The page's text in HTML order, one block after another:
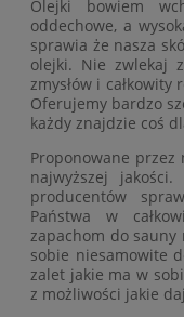
Olejki bowiem
oddechowe, a
sprawia że nasza
olejki. Nie zwlekaj
zmysłów i
Oferujemy bardzo
każdy znajdzie coś
Proponowane
najwyższej
producentów
Państwa w
zapachom do sauny
sobie niesamowite
zalet jakie ma w
z możliwości jakie